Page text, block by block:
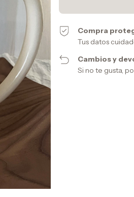
Compra
Tus datos
Cambios y
Si no te gusta,